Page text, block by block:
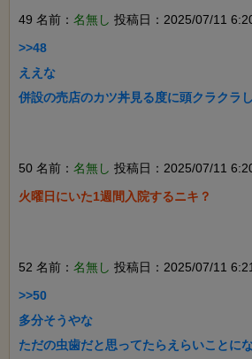
49 名前： 名無し 投稿日：2025/07/11
>>48
ええな
併設の売店のカツ丼見る度に頭クラクラ
50 名前： 名無し 投稿日：2025/07/11
火曜日にいた1週間入院するニキ？
52 名前： 名無し 投稿日：2025/07/11
>>50
多分そうやな
ただの虫歯だと思ってたらえらいことに